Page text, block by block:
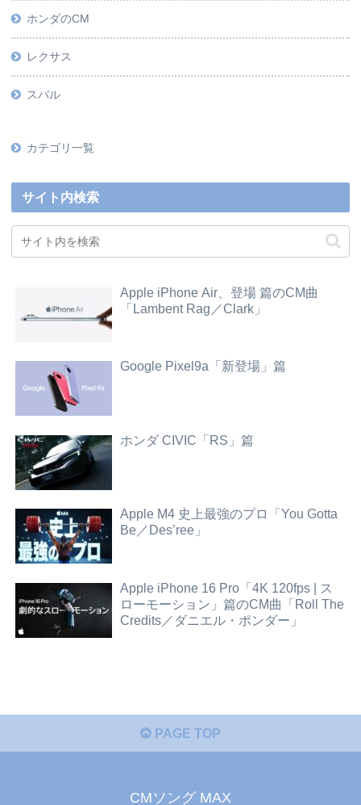
ホンダのCM
レクサス
スバル
カテゴリ一覧
サイト内検索
Apple iPhone Air、登場 篇のCM曲
「Lambent Rag／Clark」
Google Pixel9a「新登場」篇
ホンダ CIVIC「RS」篇
Apple M4 史上最強のプロ「You Gotta
Be／Des’ree」
Apple iPhone 16 Pro「4K 120fps | ス
ローモーション」篇のCM曲「Roll The
Credits／ダニエル・ポンダー」
PAGE TOP
CMソング MAX